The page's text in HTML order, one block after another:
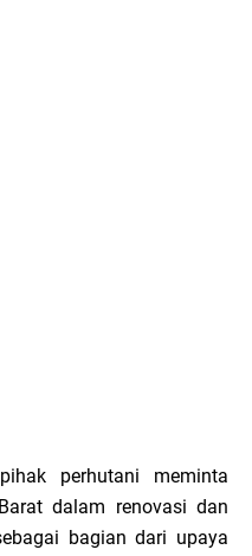
perhutani meminta
dalam renovasi dan
bagian dari upaya